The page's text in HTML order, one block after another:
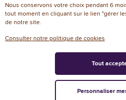
Tour de cou rond
Nous conservons votre choix pendant 6
tout moment en cliquant sur le lien "gérer
de notre site.
Consulter notre politique de cookies
Personnaliser
Tout